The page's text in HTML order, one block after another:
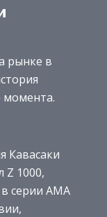
рынке в
момента.
Кавасаки
Z 1000,
серии AMA